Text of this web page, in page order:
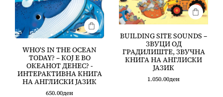
WHO'S IN THE OCEAN
TODAY? – КОЈ Е ВО
ОКЕАНОТ ДЕНЕС? -
ИНТЕРАКТИВНА КНИГА
НА АНГЛИСКИ ЈАЗИК
650.00ден
BUILDING SITE SOUNDS –
ЗВУЦИ ОД
ГРАДИЛИШТЕ, ЗВУЧНА
КНИГА НА АНГЛИСКИ
ЈАЗИК
1.050.00ден